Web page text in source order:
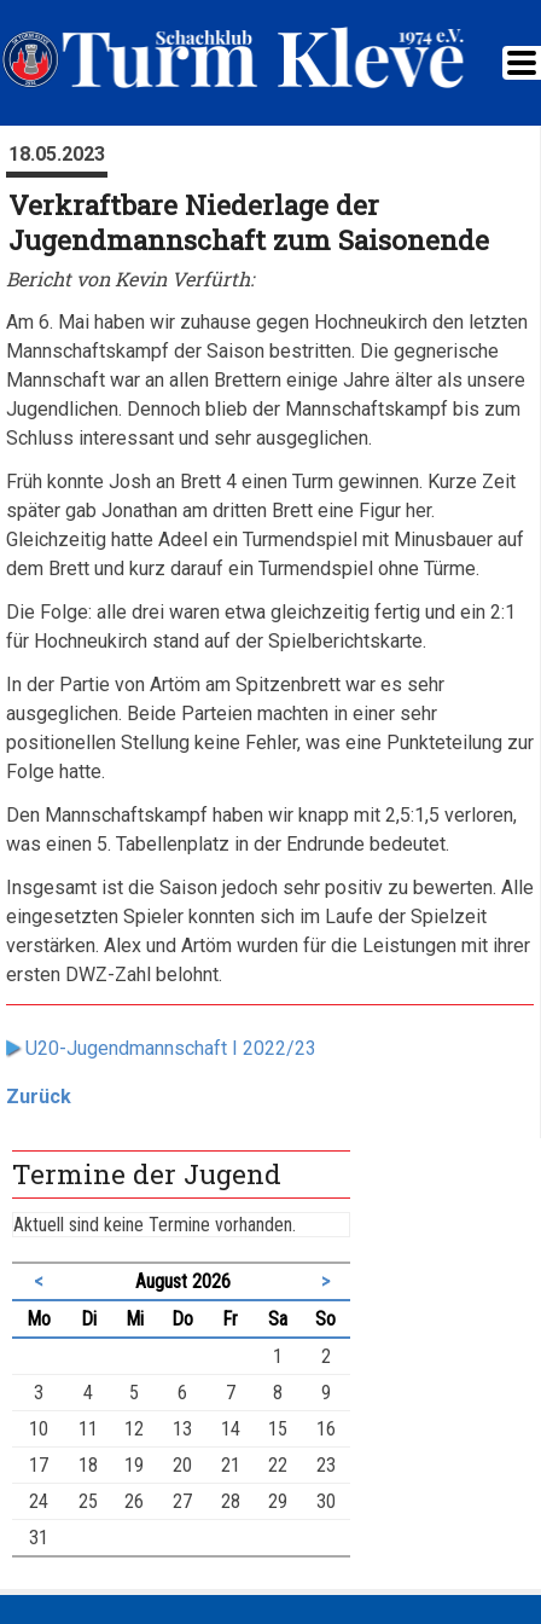
18.05.2023
Verkraftbare Niederlage der
Jugendmannschaft zum Saisonende
Bericht von Kevin Verfürth:
Am 6. Mai haben wir zuhause gegen Hochneukirch den letzten
Mannschaftskampf der Saison bestritten. Die gegnerische
Mannschaft war an allen Brettern einige Jahre älter als unsere
Jugendlichen. Dennoch blieb der Mannschaftskampf bis zum
Schluss interessant und sehr ausgeglichen.
Früh konnte Josh an Brett 4 einen Turm gewinnen. Kurze Zeit
später gab Jonathan am dritten Brett eine Figur her.
Gleichzeitig hatte Adeel ein Turmendspiel mit Minusbauer auf
dem Brett und kurz darauf ein Turmendspiel ohne Türme.
Die Folge: alle drei waren etwa gleichzeitig fertig und ein 2:1
für Hochneukirch stand auf der Spielberichtskarte.
In der Partie von Artöm am Spitzenbrett war es sehr
ausgeglichen. Beide Parteien machten in einer sehr
positionellen Stellung keine Fehler, was eine Punkteteilung zur
Folge hatte.
Den Mannschaftskampf haben wir knapp mit 2,5:1,5 verloren,
was einen 5. Tabellenplatz in der Endrunde bedeutet.
Insgesamt ist die Saison jedoch sehr positiv zu bewerten. Alle
eingesetzten Spieler konnten sich im Laufe der Spielzeit
verstärken. Alex und Artöm wurden für die Leistungen mit ihrer
ersten DWZ-Zahl belohnt.
U20-Jugendmannschaft I 2022/23
Zurück
Termine der Jugend
Aktuell sind keine Termine vorhanden.
< August 2026
>
Montag Dienstag
Mittwoch
Donnerstag
FreitagSamstag
Sonntag
1
2
3
4 5 6 7 8
9
10
11 12 13 14 15
16
17
18 19 20 21 22
23
24
25 26 27 28 29
30
31